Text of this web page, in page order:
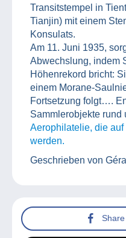
Transitstempel in
Tianjin) mit einem
Konsulats.
Am 11. Juni 1935,
Abwechslung, indem
Höhenrekord bricht:
einem Morane-
Fortsetzung folgt….
Sammlerobjekte rund
Aerophilatelie, die
werden.
Geschrieben von